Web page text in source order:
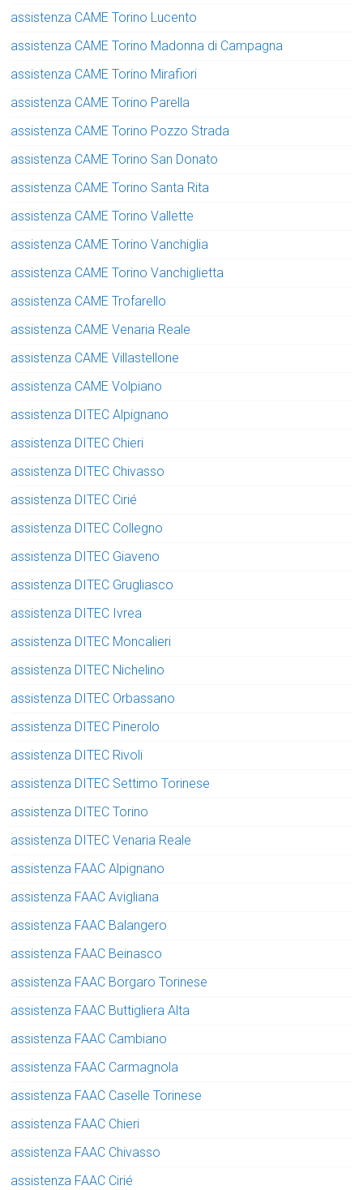
assistenza CAME Torino Lucento
assistenza CAME Torino Madonna di Campagna
assistenza CAME Torino Mirafiori
assistenza CAME Torino Parella
assistenza CAME Torino Pozzo Strada
assistenza CAME Torino San Donato
assistenza CAME Torino Santa Rita
assistenza CAME Torino Vallette
assistenza CAME Torino Vanchiglia
assistenza CAME Torino Vanchiglietta
assistenza CAME Trofarello
assistenza CAME Venaria Reale
assistenza CAME Villastellone
assistenza CAME Volpiano
assistenza DITEC Alpignano
assistenza DITEC Chieri
assistenza DITEC Chivasso
assistenza DITEC Cirié
assistenza DITEC Collegno
assistenza DITEC Giaveno
assistenza DITEC Grugliasco
assistenza DITEC Ivrea
assistenza DITEC Moncalieri
assistenza DITEC Nichelino
assistenza DITEC Orbassano
assistenza DITEC Pinerolo
assistenza DITEC Rivoli
assistenza DITEC Settimo Torinese
assistenza DITEC Torino
assistenza DITEC Venaria Reale
assistenza FAAC Alpignano
assistenza FAAC Avigliana
assistenza FAAC Balangero
assistenza FAAC Beinasco
assistenza FAAC Borgaro Torinese
assistenza FAAC Buttigliera Alta
assistenza FAAC Cambiano
assistenza FAAC Carmagnola
assistenza FAAC Caselle Torinese
assistenza FAAC Chieri
assistenza FAAC Chivasso
assistenza FAAC Cirié